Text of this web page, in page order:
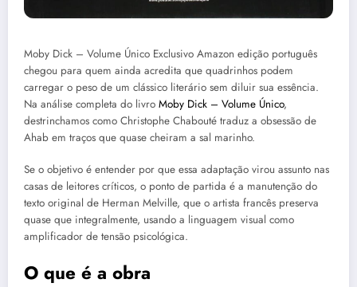
Moby Dick – Volume Único Exclusivo Amazon edição português
chegou para quem ainda acredita que quadrinhos podem
carregar o peso de um clássico literário sem diluir sua essência.
Na análise completa do livro Moby Dick – Volume Único,
destrinchamos como Christophe Chabouté traduz a obsessão de
Ahab em traços que quase cheiram a sal marinho.
Se o objetivo é entender por que essa adaptação virou assunto nas
casas de leitores críticos, o ponto de partida é a manutenção do
texto original de Herman Melville, que o artista francês preserva
quase que integralmente, usando a linguagem visual como
amplificador de tensão psicológica.
O que é a obra